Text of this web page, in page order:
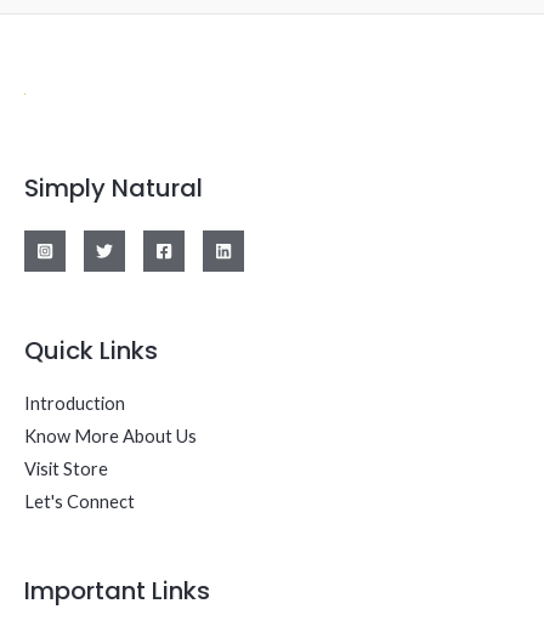
Simply Natural
Quick Links
Introduction
Know More About Us
Visit Store
Let's Connect
Important Links